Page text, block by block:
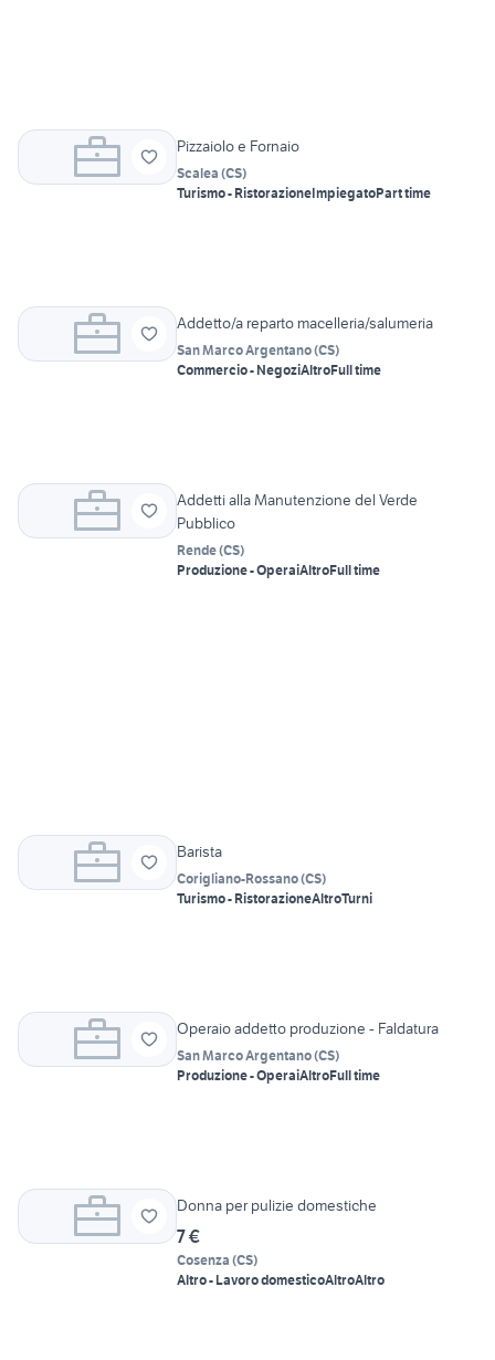
Pizzaiolo e Fornaio
Scalea (CS)
Turismo - RistorazioneImpiegatoPart time
Addetto/a reparto macelleria/salumeria
San Marco Argentano(CS)
Commercio - NegoziAltroFull time
Addetti alla Manutenzione del Verde
Pubblico
Rende(CS)
Produzione - OperaiAltroFull time
Barista
Corigliano-Rossano(CS)
Turismo - RistorazioneAltroTurni
Operaio addetto produzione - Faldatura
San Marco Argentano(CS)
Produzione - OperaiAltroFull time
Donna per pulizie domestiche
7 €
Cosenza (CS)
Altro - Lavoro domesticoAltroAltro